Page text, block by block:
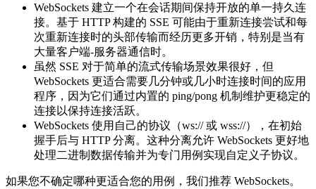
WebSockets 建立一个在会话期间保持开放的单一持久连
接。基于 HTTP 构建的 SSE 可能由于重新连接尝试和每
次重新连接时的头部传输而经历更多开销，特别是当有
大量客户端-服务器通信时。
虽然 SSE 对于简单的流式传输场景效果很好，但
WebSockets 更适合需要几分钟或几小时连接时间的应用
程序，因为它们通过内置的 ping/pong 机制维护更稳定的
连接以保持连接活跃。
WebSockets 使用自己的协议（ws:// 或 wss://），在初始
握手后与 HTTP 分离。这种分离允许 WebSockets 更好地
处理二进制数据传输并为专门用例实现自定义子协议。
如果您不确定哪种更适合您的用例，我们推荐 WebSockets。